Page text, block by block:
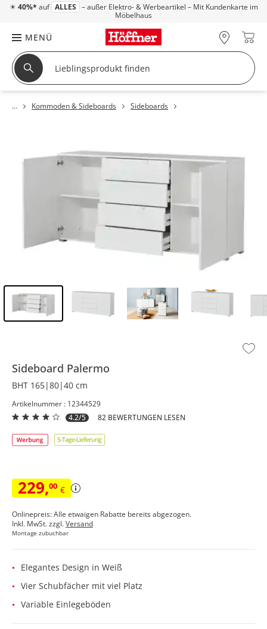
☀ 40%* auf ALLES – außer Elektro- & Werbeartikel – Mit Kundenkarte im
Möbelhaus
MENÜ
Kommoden & Sideboards Sideboards
Sideboard Palermo
BHT 165|80|40 cm
Artikelnummer : 12344529
4.2/5
82 BEWERTUNGEN LESEN
229,00 €
Onlinepreis: Alle etwaigen Rabatte bereits abgezogen.
Inkl. MwSt. zzgl.Versand
Montage zubuchbar
Elegantes Design in Weiß
Vier Schubfächer mit viel Platz
Variable Einlegeböden